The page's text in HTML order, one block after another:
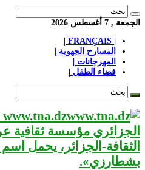
الجمعة , 7 أغسطس 2026
المسارح الجهوية |
المهرجانات |
فضاء الطفل |
الجزائري مؤسسة ثقافية
الثقافة-الجزائر، يحمل
بشطارزي».